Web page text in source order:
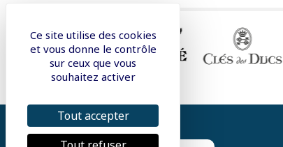
Ce site utilise des cookies
et vous donne le contrôle
sur ceux que vous
souhaitez activer
Tout accepter